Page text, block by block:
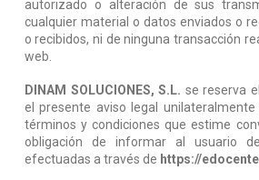
autorizado o alteración de sus
cualquier material o datos enviados o
o recibidos, ni de ninguna transacción
web.
DINAM SOLUCIONES, S.L. se reserva
el presente aviso legal
términos y condiciones que estime
obligación de informar al usuario
efectuadas a través de https://